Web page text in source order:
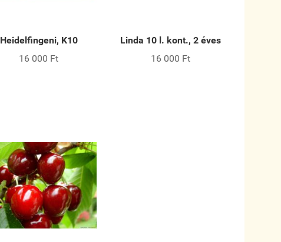
Heidelfingeni, K10
16 000 Ft
Linda 10 l. kont., 2 éves
16 000 Ft